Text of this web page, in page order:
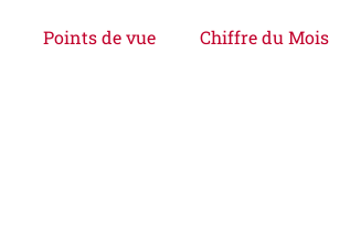
Points de vue Chiffre du Mois